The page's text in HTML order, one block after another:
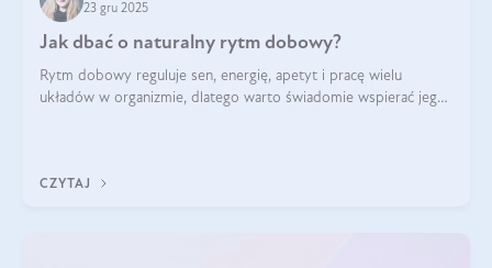
23 gru 2025
Jak dbać o naturalny rytm dobowy?
Rytm dobowy reguluje sen, energię, apetyt i pracę wielu
układów w organizmie, dlatego warto świadomie wspierać jego
CZYTAJ